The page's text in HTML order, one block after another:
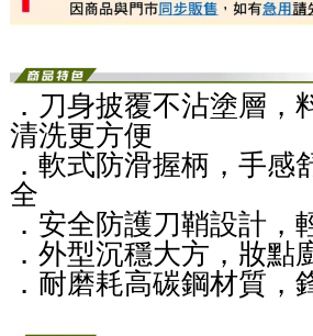
．刀身披覆不沾塗層，
清洗更方便
．軟式防滑握柄，手感
全
．安全防護刀鞘設計，
．外型沉穩大方，妝點
．耐磨耗高碳鋼材質，